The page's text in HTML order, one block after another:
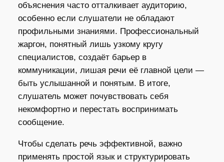
объяснения часто отталкивает аудиторию,
особенно если слушатели не обладают
профильными знаниями. Профессиональный
жаргон, понятный лишь узкому кругу
специалистов, создаёт барьер в
коммуникации, лишая речи её главной цели —
быть услышанной и понятым. В итоге,
слушатель может почувствовать себя
некомфортно и перестать воспринимать
сообщение.
Чтобы сделать речь эффективной, важно
применять простой язык и структурировать